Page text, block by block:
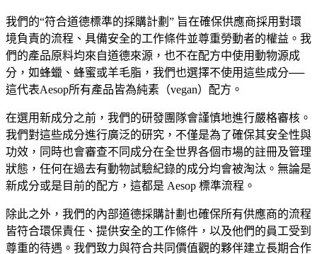
我們的“符合道德標準的採購計劃” 旨在確保供應商採用對環
境負責的流程、具備安全的工作條件並尊重勞動者的權益。我
們的產品原料均來自道德來源，也不在配方中使用動物源成
分，如蜂蠟、蜂蜜或羊毛脂，我們也選擇不使用這些成分──
這代表Aesop所有產品皆為純素（vegan）配方。
在選用新成分之前，我們的研發團隊會謹慎地進行嚴格審核。
我們對這些成分進行廣泛的研究，不僅是為了確保其安全性與
功效，同時也會審查不同成分在全世界各個市場的註冊及管理
狀態，任何在過去有動物試驗紀錄的成分均會被淘汰。無論是
新成分或是目前的配方，這都是 Aesop 標準流程。
除此之外，我們的內部道德採購計劃也確保所有供應商的流程
皆符合環保責任、提供安全的工作條件，以及他們的員工受到
尊重的待遇。我們致力與符合共同價值觀的夥伴建立長期合作